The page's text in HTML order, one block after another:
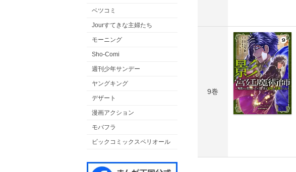
ベツコミ
Jourすてきな主婦たち
モーニング
Sho-Comi
週刊少年サンデー
ヤングキング
デザート
漫画アクション
モバフラ
ビックコミックスペリオール
9巻